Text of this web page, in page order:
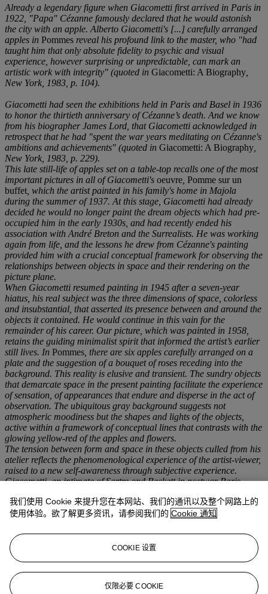
Already a legendary figure when Giacometti first arrived in Paris in
1922, "Papa" Cézanne famously declared that he would astonish
the city with an apple. Alberto Giacometti's [...] carefully arranged
apples in Pommes reveal his profound link to the master, who "had
taught him that only absolute fidelity to psychic and visual
experience, however surprising or unpredictable, can mark an
artistic work with integrity" (quoted in Giacometti: A Biography
New York, 1983, p. 104).
Giacometti had seen the exhibitions held in Paris and Basel in 1936
to honor the thirtieth anniversary of Cézanne’s death. And we know
from his biographer James Lord, that Giacometti acknowledged in
retrospect that he had "spent the war years meditating on Cézanne's
ambitions and achievements" (quoted in Giacometti: A Biography
New York, 1983, p. 229).
This late still-life of apples set on a table-top recalls one of the most
important pictures in all of Giacometti's oeuvre Pomme sur un
buffet , which the artist painted in his family's home in Majola
during the summer of 1937. At this stage, Giacometti had already
decided he would no longer paint the dream objects which had pre-
occupied him in the early 1930s, and had recently ended his
association with André Breton and the Surrealists. He was working
again from life, and the lessons he drew from Cézanne's painting
provided him with a crucial conceptual framework for observing the
relationships between objects in space and their rendering on the
picture plane.
When Giacometti resumed painting in 1945 after a seven-year
hiatus, his real subject was the three dimensions of space, colorless
and insubstantial, that asserted its presence between and around the
objects it contained. He would continue in this vain for the
remainder of his career. Our picture, which was painted in 1958,
retains the guiding minimalist spirit that informed the artist’s earlier
still lives. In Pommes there are six apples carefully arranged on a
plate and the suggestion of a bouquet of roses receding into the
background. This reality is elusive and transient. The sundry objects
that demarcate space in the present painting facilitate the experience
of sensation, of appearances that endure and disperse in the act of
observation. The ubiquitous gray background suggests not
atmospheric moodiness but the shapes and lights of the objects,
active within a framework of conceptual lines that contrasts with the
glowing yellow-red of the apples and flowers.
The tension between form and space in these objects culled from his
atelier reflects the phenomenological experience of the artist-viewer,
raised to a new self-awareness through subjective experience.
Giacometti, an intimate of Sartre and Beckett in postwar Paris,
meaning in one's own life and to embrace existence when reality
becomes uncertain. Giacometti stated, "The most transitory things
flowers continue growing undisturbed, and their melancholy has
nothing in common with our black thoughts Yes, it does - for people,
life keeps going on, too, just as for flowers; they're never exactly the
them" (quoted in R. Hohl, ed.,
Giacometti: A Biography in Pictures
Stuttgart, 1998, p. 159).
我们使用 Cookie 来提升您在本网站、我们的通讯以及整个网路上的
使用体验。欲了解更多资讯，请参阅我们的 Cookie 通知
COOKIE 设置
仅限必要 COOKIE